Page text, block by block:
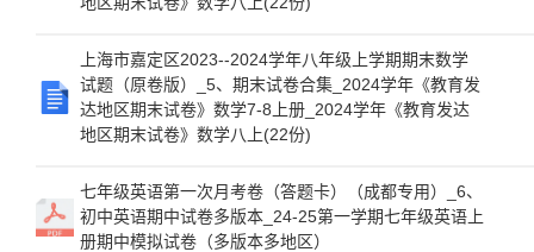
上海市嘉定区2023--2024学年八年级上学期期末数学
试题（原卷版）_5、期末试卷合集_2024学年《教育发
达地区期末试卷》数学7-8上册_2024学年《教育发达
地区期末试卷》数学八上(22份)
七年级英语第一次月考卷（答题卡）（成都专用）_6、
初中英语期中试卷多版本_24-25第一学期七年级英语上
册期中模拟试卷（多版本多地区）